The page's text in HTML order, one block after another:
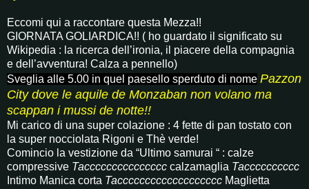
Eccomi qui a raccontare questa Mezza!!
GIORNATA GOLIARDICA!! ( ho guardato il significato su
Wikipedia : la ricerca dell’ironia, il piacere della compagnia
e dell’avventura! Calza a pennello)
Sveglia alle 5.00 in quel paesello sperduto di nome Pazzon
City dove le aquile de Monzaban non volano ma
scappan i mussi de notte!!
Mi carico di una super colazione : 4 fette di pan tostato con
la super nocciolata Rigoni e Thè verde!
Comincio la vestizione da “Ultimo samurai “ : calze
compressive Taccccccccccccccc calzamaglia Tacccccccccc
Intimo Manica corta Taccccccccccccccccccc Maglietta